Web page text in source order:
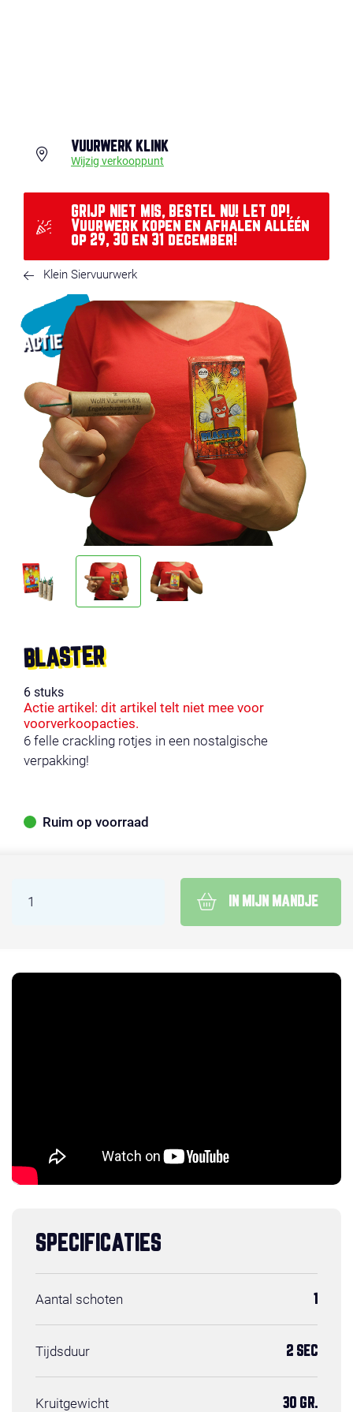
VUURWERK KLINK
Wijzig verkooppunt
GRIJP NIET MIS, BESTEL NU! LET OP!
Vuurwerk kopen en afhalen alléén
op 29, 30 en 31 december!
Klein Siervuurwerk
ACTIE
BLASTER
6 stuks
Actie artikel: dit artikel telt niet mee voor
voorverkoopacties.
6 felle crackling rotjes in een nostalgische
verpakking!
Ruim op voorraad
IN MIJN MANDJE
SPECIFICATIES
Aantal schoten 1
Tijdsduur 2 SEC
Kruitgewicht 30 GR.